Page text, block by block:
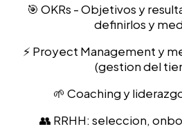
🎯 OKRs - Objetivos y
definirlos y
⚡ Proyect Management y
(gestion del
🌱 Coaching y
👥 RRHH: seleccion,